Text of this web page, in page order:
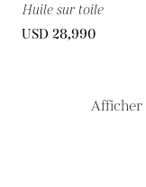
Huile sur toile
USD 28,990
Afficher